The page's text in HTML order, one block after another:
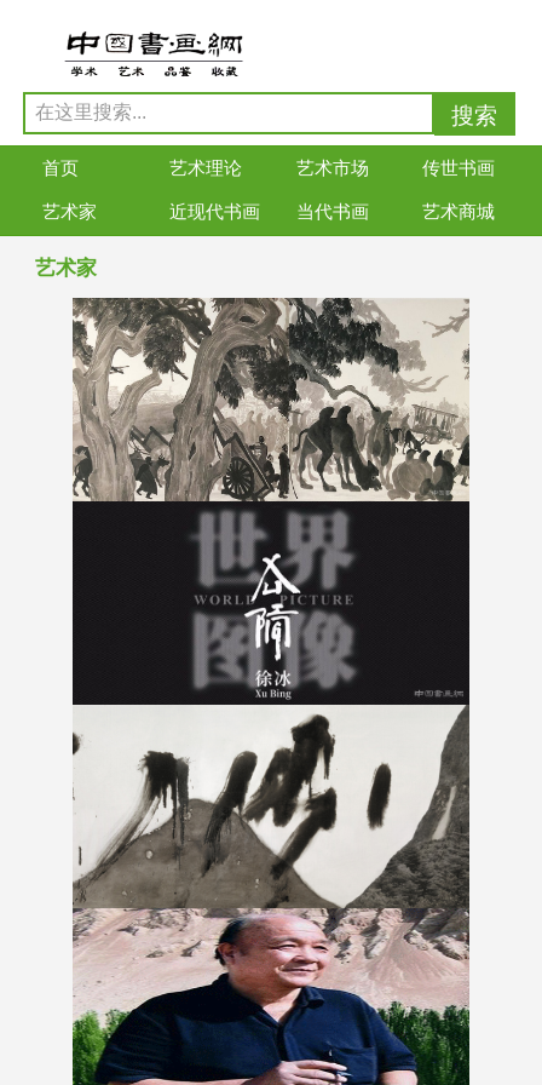
首页 艺术理论 艺术市场 传世书画
艺术家 近现代书画 当代书画 艺术商城
艺术家